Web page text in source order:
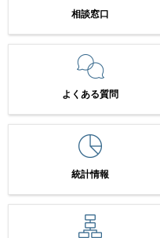
相談窓口
よくある質問
統計情報